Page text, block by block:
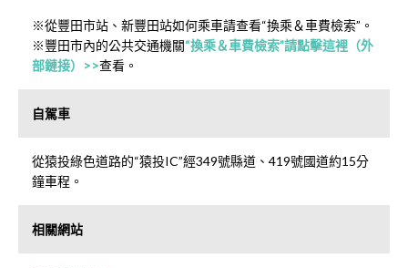
※從豐田市站、新豐田站如何乘車請查看“換乘＆車費檢索”。
※豐田市內的公共交通機關“換乘＆車費檢索”請點擊這裡（外
部鏈接）>>查看。
自駕車
從猿投綠色道路的“猿投IC”經349號縣道、419號國道約15分
鐘車程。
相關網站